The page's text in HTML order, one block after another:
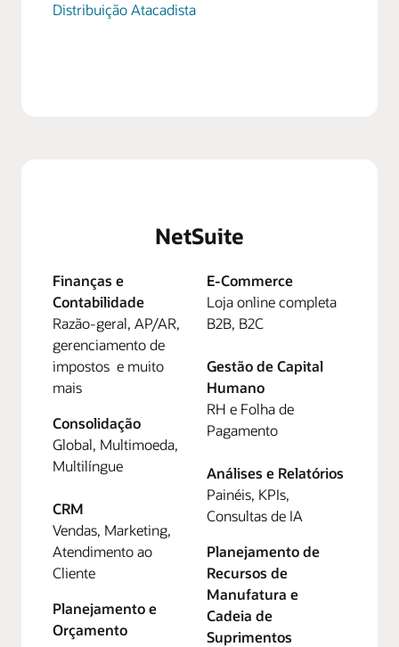
Distribuição Atacadista
NetSuite
Finanças e
Contabilidade
Razão-geral, AP/AR,
gerenciamento de
impostos e muito
mais
Consolidação
Global, Multimoeda,
Multilíngue
CRM
Vendas, Marketing,
Atendimento ao
Cliente
Planejamento e
Orçamento
E-Commerce
Loja online completa
B2B, B2C
Gestão de Capital
Humano
RH e Folha de
Pagamento
Análises e Relatórios
Painéis, KPIs,
Consultas de IA
Planejamento de
Recursos de
Manufatura e
Cadeia de
Suprimentos